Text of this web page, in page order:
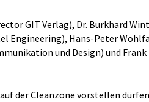
GIT Verlag), Dr. Burkhard
Engineering), Hans-Peter
und Design) und Frank
der Cleanzone vorstellen